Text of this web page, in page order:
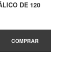
DE 120
COMPRAR